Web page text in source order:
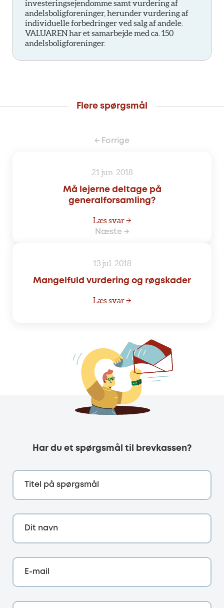
investeringsejendomme samt vurdering af
andelsboligforeninger, herunder vurdering af
individuelle forbedringer ved salg af andele.
VALUAREN har et samarbejde med ca. 150
andelsboligforeninger.
Flere spørgsmål
← Forrige
21 jun. 2018
Må lejerne deltage på
generalforsamling?
Læs svar →
Næste →
13 jul. 2018
Mangelfuld vurdering og røgskader
Læs svar →
Har du et spørgsmål til brevkassen?
Titel på spørgsmål
Dit navn
E-mail